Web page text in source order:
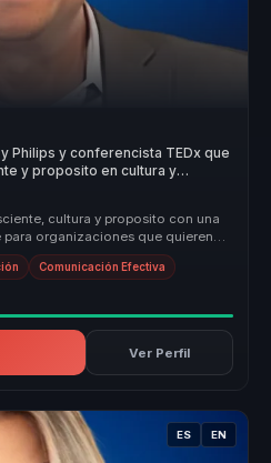
Philips y conferencista TEDx que
y proposito en cultura y
cultura y proposito con una
organizaciones que quieren
Comunicación Efectiva
Ver Perfil
ES EN